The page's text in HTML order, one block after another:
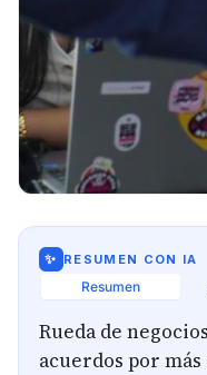
✨ RESUMEN CON IA
Resumen
Rueda de
acuerdos por